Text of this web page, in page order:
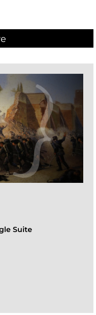
Suite